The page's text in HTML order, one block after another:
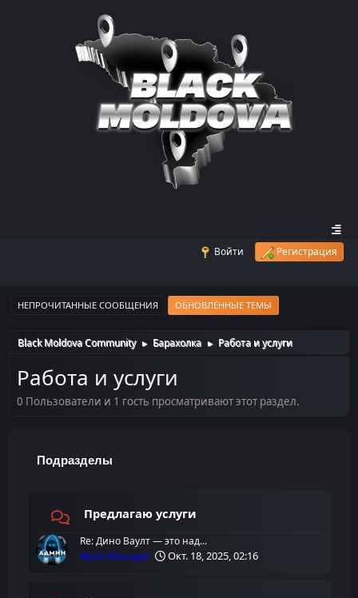
Войти Регистрация
НЕПРОЧИТАННЫЕ СООБЩЕНИЯ ОБНОВЛЁННЫЕ ТЕМЫ
Black Moldova Community ► Барахолка ► Работа и услуги
Работа и услуги
0 Пользователи и 1 гость просматривают этот раздел.
Подразделы
Предлагаю услуги
Re: Дино Ваулт — это над...
Black Manager Окт. 18, 2025, 02:16